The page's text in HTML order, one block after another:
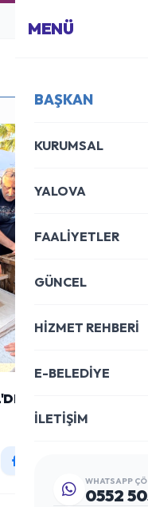
BAŞVURU MERKEZİ
MENÜ
BAŞKAN
KURUMSAL
YALOVA
FAALİYETLER
GÜNCEL
HİZMET REHBERİ
E-BELEDİYE
İLETİŞİM
WHATSAPP
0552
BÜYÜK İLGİ